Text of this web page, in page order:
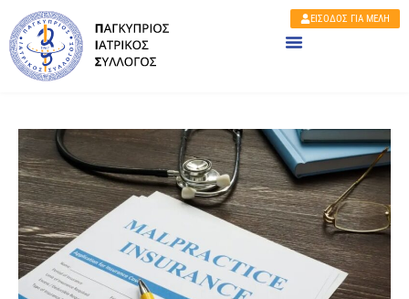
ΕΙΣΟΔΟΣ ΓΙΑ ΜΕΛΗ